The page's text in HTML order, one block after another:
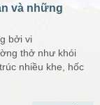
và những
bởi vi
thở như khói
nhiều khe, hốc